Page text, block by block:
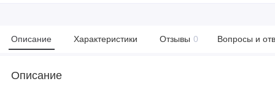
Описание Характеристики Отзывы 0 Вопросы и
Описание